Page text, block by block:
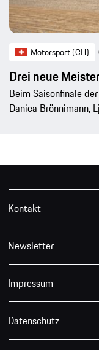
Motorsport (CH)
Drei neue
Beim Saisonfinale
Danica Brönnimann,
Kontakt
Newsletter
Impressum
Datenschutz